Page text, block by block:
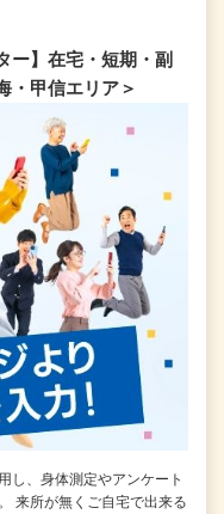
ー】在宅・短期・副
・甲信エリア＞
し、身体測定やアンケート
来所が無くご自宅で出来る